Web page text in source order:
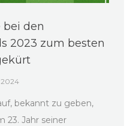
bei den
2023 zum besten
2024
bekannt zu geben,
23. Jahr seiner